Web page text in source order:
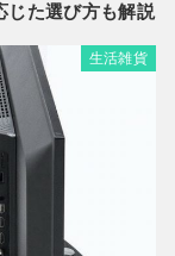
じた選び方も解説
生活雑貨